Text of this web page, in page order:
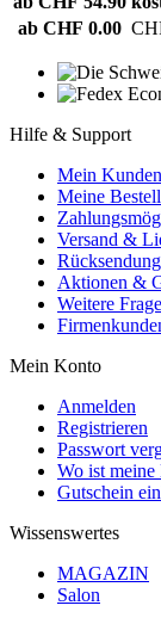
ab CHF 0.00
Hilfe & Support
Mein
Meine
Versand &
Aktionen &
Weitere
Mein Konto
Anmelden
Registrieren
Passwort
Wo ist
Gutschein
Wissenswertes
MAGAZIN
Salon